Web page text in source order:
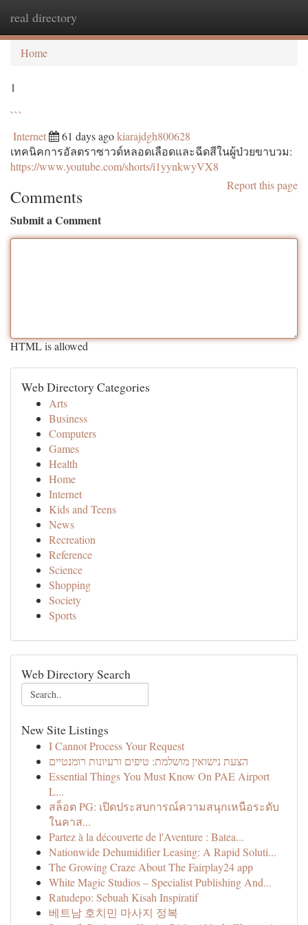
real directory
Home
1
```
Internet 61 days agokiarajdgh800628
เทคนิคการอัลตราซาวด์หลอดเลือดและฉีดสีในผู้ป่วยขาบวม:
https://www.youtube.com/shorts/i1yynkwyVX8
Report this page
Comments
Submit a Comment
HTML is allowed
Web Directory Categories
Arts
Business
Computers
Games
Health
Home
Internet
Kids and Teens
News
Recreation
Reference
Science
Shopping
Society
Sports
Web Directory Search
New Site Listings
I Cannot Process Your Request
הצעת נישואין מושלמת: טיפים ורעיונות רומנטיים
Essential Things You Must Know On PAE Airport
L...
สล็อต PG: เปิดประสบการณ์ความสนุกเหนือระดับ
ในคาส...
Partez à la découverte de l'Aventure : Batea...
Nationwide Dehumidifier Leasing: A Rapid Soluti...
The Growing Craze About The Fairplay24 app
White Magic Studios – Specialist Publishing And...
Ratudepo: Sebuah Kisah Inspiratif
베트남 호치민 마사지 정복